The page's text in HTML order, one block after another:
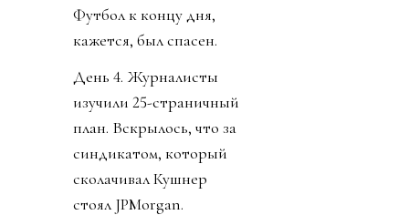
Футбол к концу дня,
кажется, был спасен.
День 4. Журналисты
изучили 25-страничный
план. Вскрылось, что за
синдикатом, который
сколачивал Кушнер
стоял JPMorgan.